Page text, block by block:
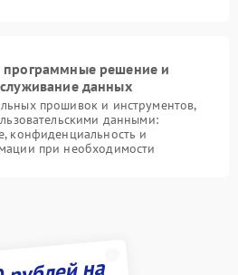
решение и
данных
прошивок и инструментов,
данными:
конфиденциальность и
при необходимости